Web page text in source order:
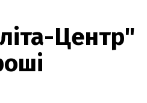
Центр"